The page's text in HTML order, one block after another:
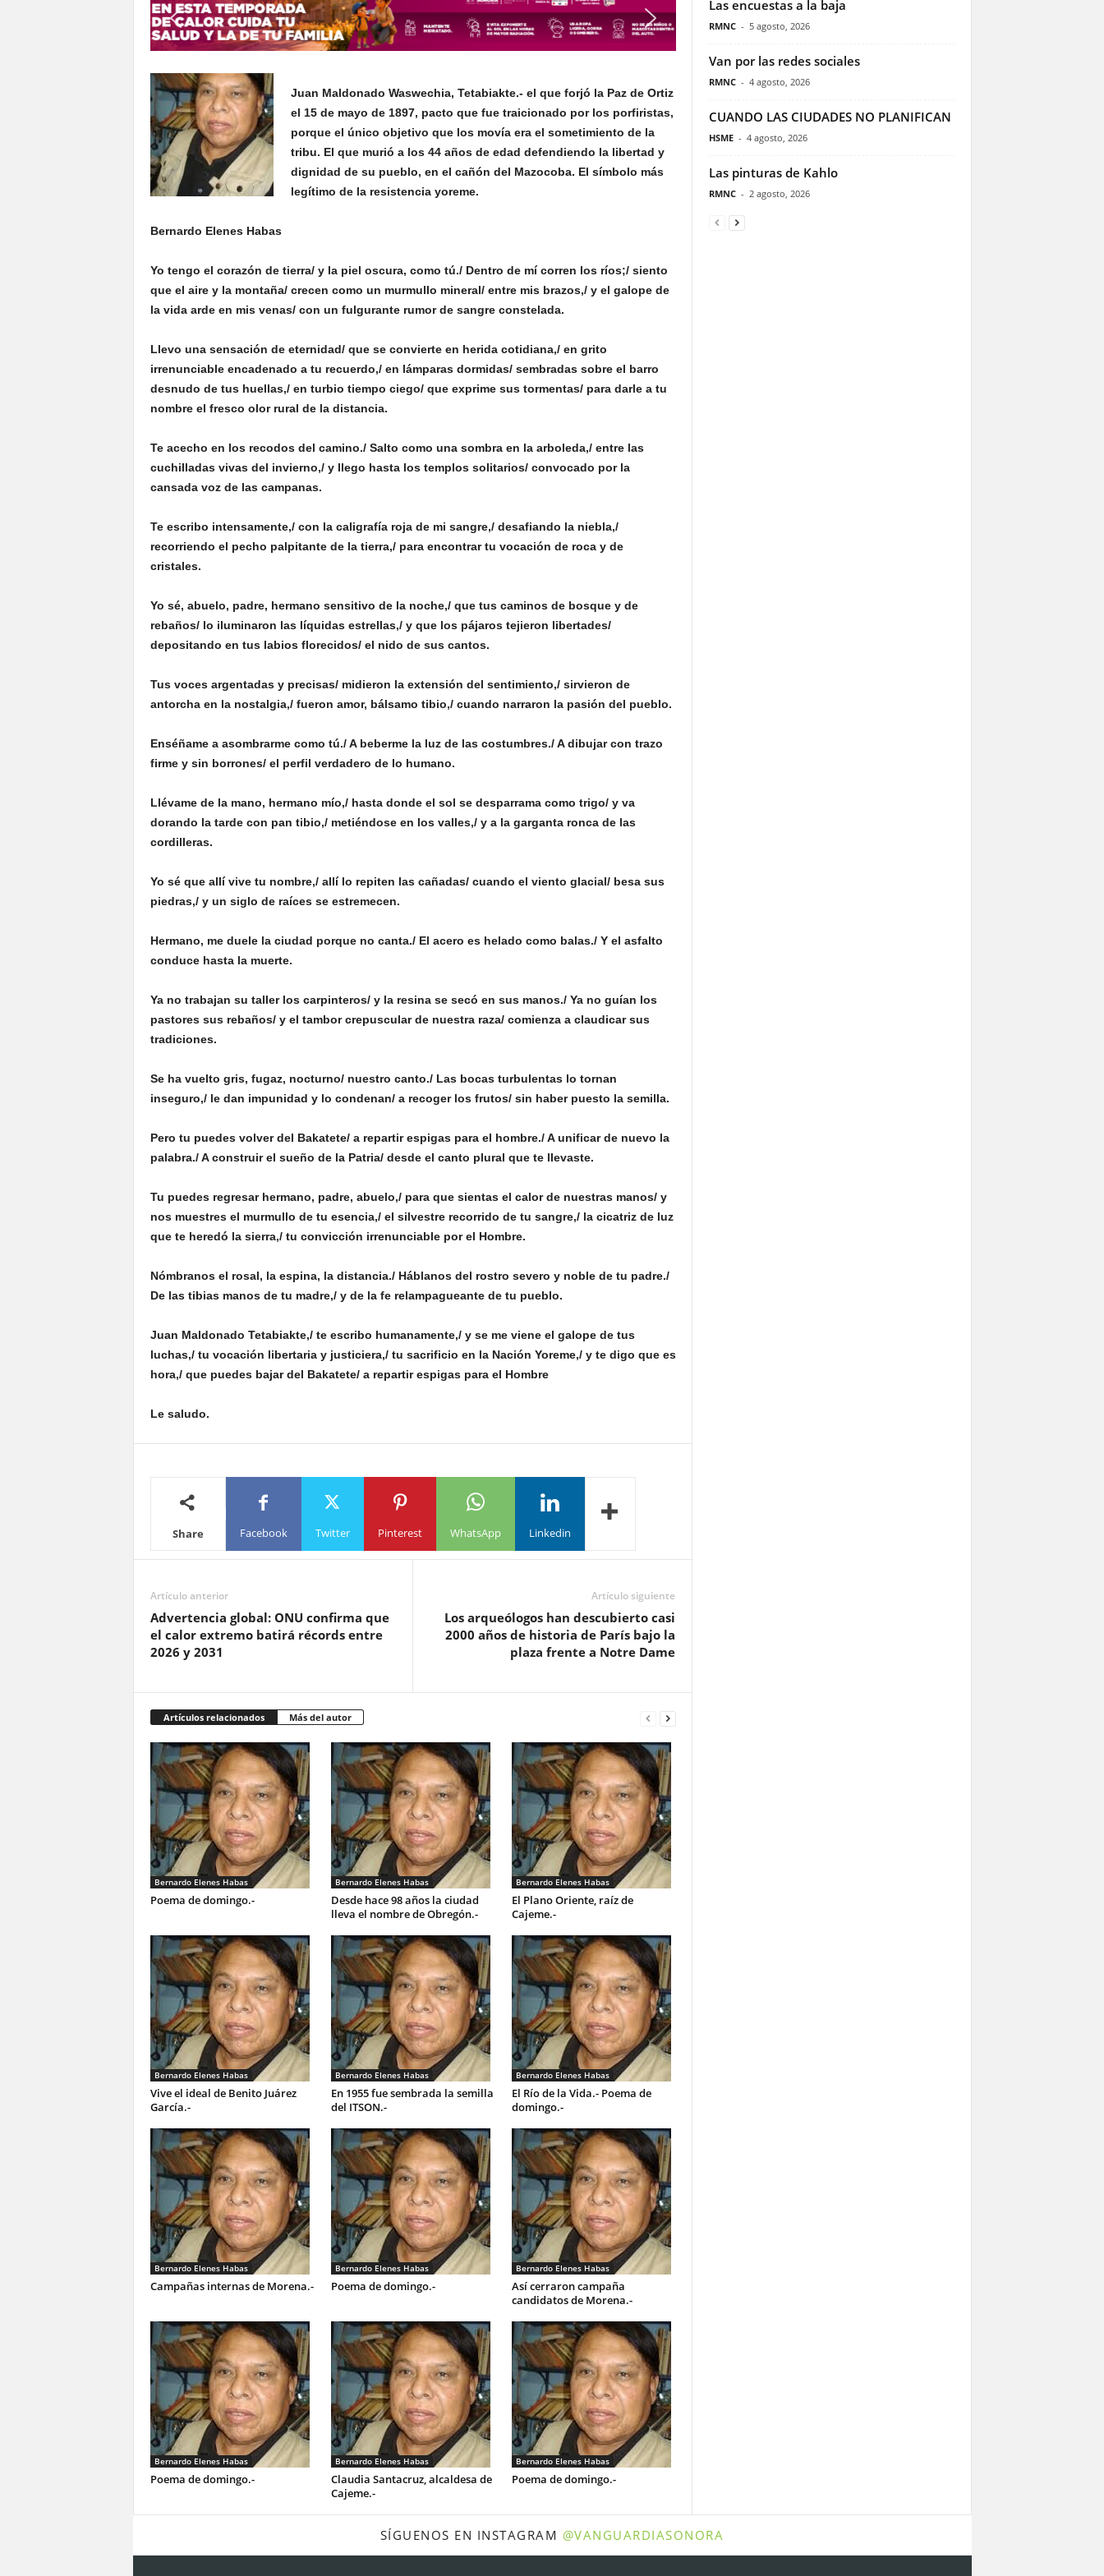
Juan Maldonado Waswechia, Tetabiakte.- el que forjó la Paz de Ortiz
el 15 de mayo de 1897, pacto que fue traicionado por los porfiristas,
porque el único objetivo que los movía era el sometimiento de la
tribu. El que murió a los 44 años de edad defendiendo la libertad y
dignidad de su pueblo, en el cañón del Mazocoba. El símbolo más
legítimo de la resistencia yoreme.
Bernardo Elenes Habas
Yo tengo el corazón de tierra/ y la piel oscura, como tú./ Dentro de mí corren los ríos;/ siento
que el aire y la montaña/ crecen como un murmullo mineral/ entre mis brazos,/ y el galope de
la vida arde en mis venas/ con un fulgurante rumor de sangre constelada.
Llevo una sensación de eternidad/ que se convierte en herida cotidiana,/ en grito
irrenunciable encadenado a tu recuerdo,/ en lámparas dormidas/ sembradas sobre el barro
desnudo de tus huellas,/ en turbio tiempo ciego/ que exprime sus tormentas/ para darle a tu
nombre el fresco olor rural de la distancia.
Te acecho en los recodos del camino./ Salto como una sombra en la arboleda,/ entre las
cuchilladas vivas del invierno,/ y llego hasta los templos solitarios/ convocado por la
cansada voz de las campanas.
Te escribo intensamente,/ con la caligrafía roja de mi sangre,/ desafiando la niebla,/
recorriendo el pecho palpitante de la tierra,/ para encontrar tu vocación de roca y de
cristales.
Yo sé, abuelo, padre, hermano sensitivo de la noche,/ que tus caminos de bosque y de
rebaños/ lo iluminaron las líquidas estrellas,/ y que los pájaros tejieron libertades/
depositando en tus labios florecidos/ el nido de sus cantos.
Tus voces argentadas y precisas/ midieron la extensión del sentimiento,/ sirvieron de
antorcha en la nostalgia,/ fueron amor, bálsamo tibio,/ cuando narraron la pasión del pueblo.
Enséñame a asombrarme como tú./ A beberme la luz de las costumbres./ A dibujar con trazo
firme y sin borrones/ el perfil verdadero de lo humano.
Llévame de la mano, hermano mío,/ hasta donde el sol se desparrama como trigo/ y va
dorando la tarde con pan tibio,/ metiéndose en los valles,/ y a la garganta ronca de las
cordilleras.
Yo sé que allí vive tu nombre,/ allí lo repiten las cañadas/ cuando el viento glacial/ besa sus
piedras,/ y un siglo de raíces se estremecen.
Hermano, me duele la ciudad porque no canta./ El acero es helado como balas./ Y el asfalto
conduce hasta la muerte.
Ya no trabajan su taller los carpinteros/ y la resina se secó en sus manos./ Ya no guían los
pastores sus rebaños/ y el tambor crepuscular de nuestra raza/ comienza a claudicar sus
tradiciones.
Se ha vuelto gris, fugaz, nocturno/ nuestro canto./ Las bocas turbulentas lo tornan
inseguro,/ le dan impunidad y lo condenan/ a recoger los frutos/ sin haber puesto la semilla.
Pero tu puedes volver del Bakatete/ a repartir espigas para el hombre./ A unificar de nuevo la
palabra./ A construir el sueño de la Patria/ desde el canto plural que te llevaste.
Tu puedes regresar hermano, padre, abuelo,/ para que sientas el calor de nuestras manos/ y
nos muestres el murmullo de tu esencia,/ el silvestre recorrido de tu sangre,/ la cicatriz de luz
que te heredó la sierra,/ tu convicción irrenunciable por el Hombre.
Nómbranos el rosal, la espina, la distancia./ Háblanos del rostro severo y noble de tu padre./
De las tibias manos de tu madre,/ y de la fe relampagueante de tu pueblo.
Juan Maldonado Tetabiakte,/ te escribo humanamente,/ y se me viene el galope de tus
luchas,/ tu vocación libertaria y justiciera,/ tu sacrificio en la Nación Yoreme,/ y te digo que es
hora,/ que puedes bajar del Bakatete/ a repartir espigas para el Hombre
Le saludo.
Share Facebook Twitter Pinterest WhatsApp Linkedin
Artículo anterior
Advertencia global: ONU confirma que
el calor extremo batirá récords entre
2026 y 2031
Artículo siguiente
Los arqueólogos han descubierto casi
2000 años de historia de París bajo la
plaza frente a Notre Dame
Artículos relacionados Más del autor
Bernardo Elenes Habas
Poema de domingo.-
Bernardo Elenes Habas
Desde hace 98 años la ciudad
lleva el nombre de Obregón.-
Bernardo Elenes Habas
El Plano Oriente, raíz de
Cajeme.-
Bernardo Elenes Habas
Vive el ideal de Benito Juárez
García.-
Bernardo Elenes Habas
En 1955 fue sembrada la semilla
del ITSON.-
Bernardo Elenes Habas
El Río de la Vida.- Poema de
domingo.-
Bernardo Elenes Habas
Campañas internas de Morena.-
Bernardo Elenes Habas
Poema de domingo.-
Bernardo Elenes Habas
Así cerraron campaña
candidatos de Morena.-
Bernardo Elenes Habas
Poema de domingo.-
Bernardo Elenes Habas
Claudia Santacruz, alcaldesa de
Cajeme.-
Bernardo Elenes Habas
Poema de domingo.-
Las encuestas a la baja
RMNC - 5 agosto, 2026
Van por las redes sociales
RMNC - 4 agosto, 2026
CUANDO LAS CIUDADES NO PLANIFICAN
HSME - 4 agosto, 2026
Las pinturas de Kahlo
RMNC - 2 agosto, 2026
SÍGUENOS EN INSTAGRAM @VANGUARDIASONORA